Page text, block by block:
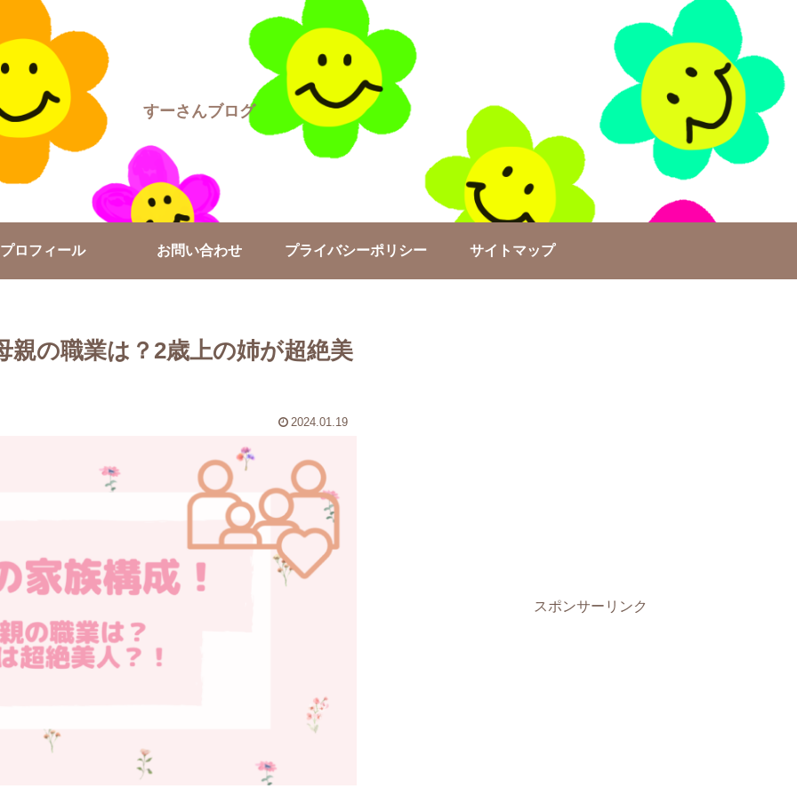
すーさんブログ
プロフィール お問い合わせ プライバシーポリシー サイトマップ
親の職業は？2歳上の姉が超絶美
2024.01.19
スポンサーリンク